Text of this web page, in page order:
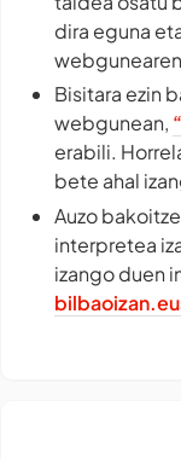
dira eguna
Bisitara ezin
webgunean,
erabili.
bete ahal
Auzo
interpretea
izango duen